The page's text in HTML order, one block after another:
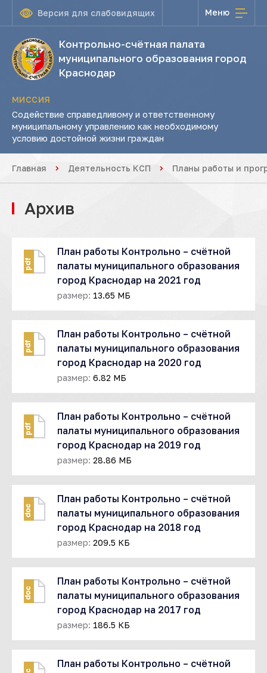
Версия для слабовидящих Меню
Контрольно-счётная палата
муниципального образования город
Краснодар
МИССИЯ
Содействие справедливому и ответственному
муниципальному управлению как необходимому
условию достойной жизни граждан
Главная Деятельность КСП Планы работы и
Архив
pdf
План работы Контрольно – счётной
палаты муниципального образования
город Краснодар на 2021 год
размер: 13.65 МБ
pdf
План работы Контрольно – счётной
палаты муниципального образования
город Краснодар на 2020 год
размер: 6.82 МБ
pdf
План работы Контрольно – счётной
палаты муниципального образования
город Краснодар на 2019 год
размер: 28.86 МБ
doc
План работы Контрольно – счётной
палаты муниципального образования
город Краснодар на 2018 год
размер: 209.5 КБ
doc
План работы Контрольно – счётной
палаты муниципального образования
город Краснодар на 2017 год
размер: 186.5 КБ
План работы Контрольно – счётной